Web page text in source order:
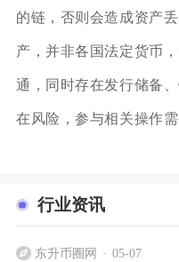
的链，否则会造成资产
产，并非各国法定货币
通，同时存在发行储备
在风险，参与相关操作
行业资讯
东升币圈网 05-07